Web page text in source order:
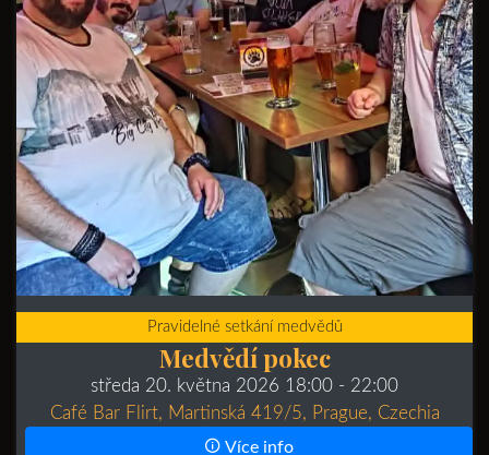
Pravidelné setkání medvědů
Medvědí pokec
středa 20. května 2026 18:00 - 22:00
Café Bar Flirt, Martinská 419/5, Prague, Czechia
Více info